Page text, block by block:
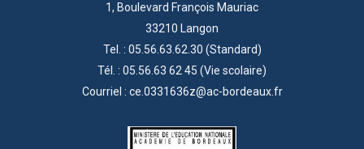
1, Boulevard François Mauriac
33210 Langon
Tel. : 05.56.63.62.30 (Standard)
Tél. : 05.56.63 62 45 (Vie scolaire)
Courriel : ce.0331636z@ac-bordeaux.fr